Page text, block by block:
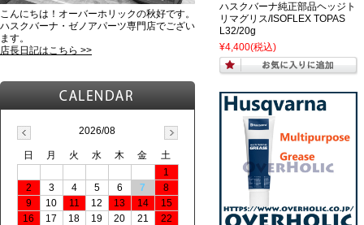
ハスクバーナ純正部品ヘッジト
リマグリス/ISOFLEX TOPAS
L32/20g
¥4,400(税込)
こんにちは！オーバーホリックの秋好です。
ハスクバーナ・ゼノアパーツ専門店でござい
ます。
店長日記はこちら >>
2026/08
日 月 火 水 木 金
土
1
2
3 4 5 6 7
8
9
10 11 12 13 14
15
16
17 18 19 20 21
22